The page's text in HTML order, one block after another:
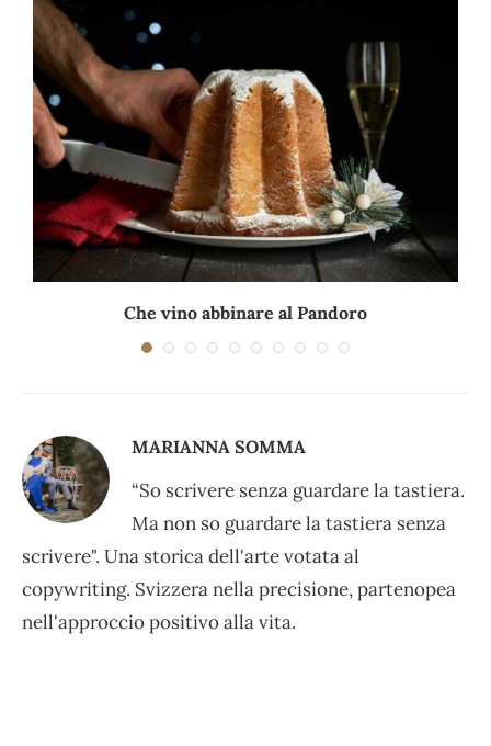
Che vino abbinare al Pandoro
MARIANNA SOMMA
“So scrivere senza guardare la tastiera.
Ma non so guardare la tastiera senza
scrivere". Una storica dell'arte votata al
copywriting. Svizzera nella precisione, partenopea
nell'approccio positivo alla vita.